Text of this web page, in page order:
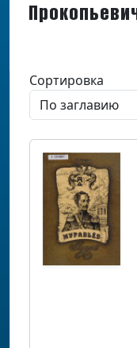
Прокопьевич
Сортировка